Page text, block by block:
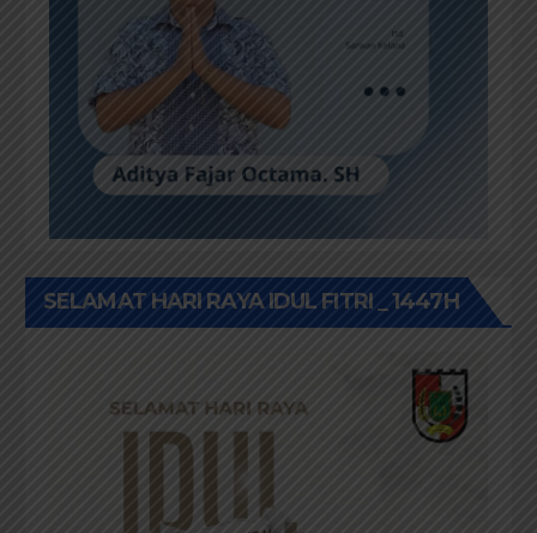
SELAMAT HARI RAYA IDUL FITRI _ 1447H